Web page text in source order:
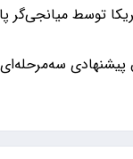
توسط میانجی‌گر
سه‌مرحله‌ای